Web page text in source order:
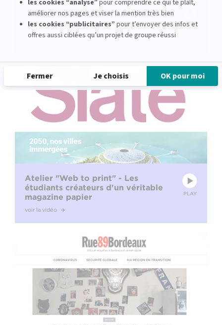
PLAY
EFJ Alumni : Rédactrice web pour le
magazine ELLE
PLAY
Atelier "Web to print" - Les
étudiants créateurs d'un véritable
magazine papier
voir la vidéo